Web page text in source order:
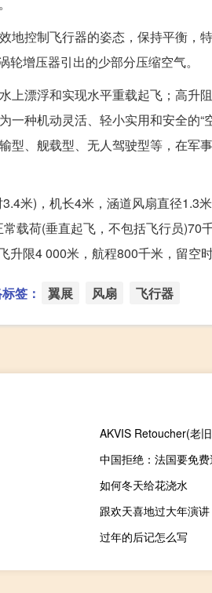
控制飞行器的姿态，保持平衡，
轮增压器引出的少部分压缩空气。
上漂浮和实现水平重载起飞；高升
种机动灵活、轻小实用和安全的“
型、舰载型、无人驾驶型等，在军
米)，机长4米，涵道风扇直径1.3
载荷(垂直起飞，不包括飞行员)70
限4 000米，航程800千米，留空时
签： 翼展 风扇 飞行器
中国拒绝：法国要免
如何冬天给花浇水
跟欢天喜地过大年演讲
过年的后记怎么写